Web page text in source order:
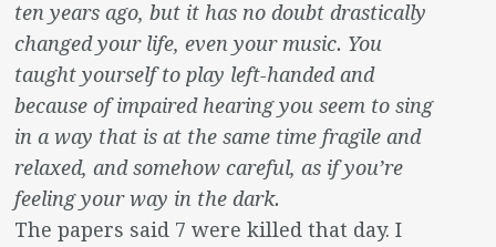
ten years ago, but it has no doubt drastically
changed your life, even your music. You
taught yourself to play left-handed and
because of impaired hearing you seem to sing
in a way that is at the same time fragile and
relaxed, and somehow careful, as if you’re
feeling your way in the dark.
The papers said 7 were killed that day. I